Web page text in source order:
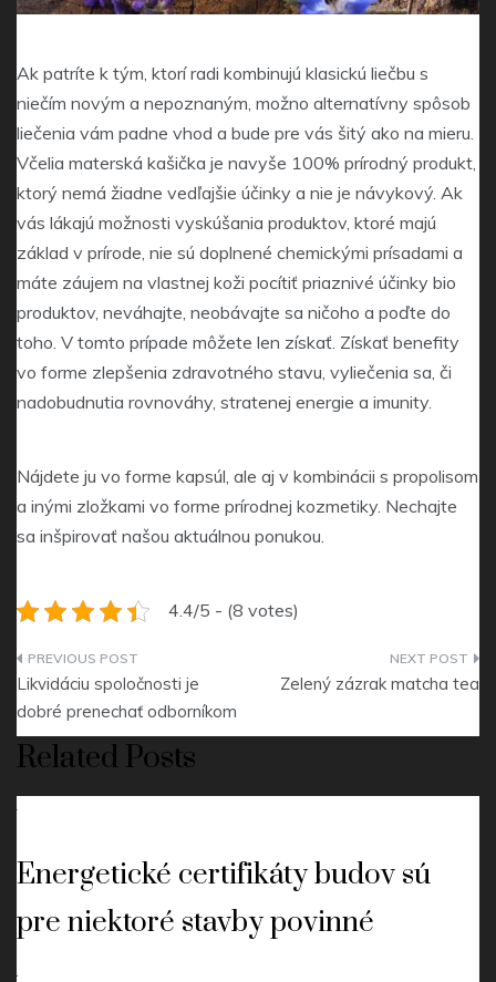
Ak patríte k tým, ktorí radi kombinujú klasickú liečbu s
niečím novým a nepoznaným, možno alternatívny spôsob
liečenia vám padne vhod a bude pre vás šitý ako na mieru.
Včelia materská kašička je navyše 100% prírodný produkt,
ktorý nemá žiadne vedľajšie účinky a nie je návykový. Ak
vás lákajú možnosti vyskúšania produktov, ktoré majú
základ v prírode, nie sú doplnené chemickými prísadami a
máte záujem na vlastnej koži pocítiť priaznivé účinky bio
produktov, neváhajte, neobávajte sa ničoho a poďte do
toho. V tomto prípade môžete len získať. Získať benefity
vo forme zlepšenia zdravotného stavu, vyliečenia sa, či
nadobudnutia rovnováhy, stratenej energie a imunity.
Nájdete ju vo forme kapsúl, ale aj v kombinácii s propolisom
a inými zložkami vo forme prírodnej kozmetiky. Nechajte
sa inšpirovať našou aktuálnou ponukou.
4.4/5 - (8 votes)
Navigace
pro
příspěvek
Likvidáciu spoločnosti je
dobré prenechať odborníkom
Zelený zázrak matcha tea
Related Posts
Energetické certifikáty budov sú
pre niektoré stavby povinné